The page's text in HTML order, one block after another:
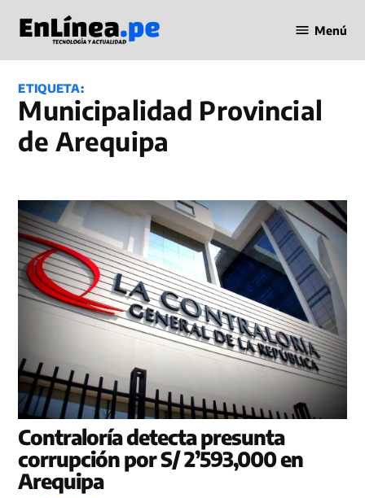
contenido
en Línea
Menú
ETIQUETA:
Municipalidad Provincial
de Arequipa
Contraloría detecta presunta
corrupción por S/ 2’593,000 en
Arequipa